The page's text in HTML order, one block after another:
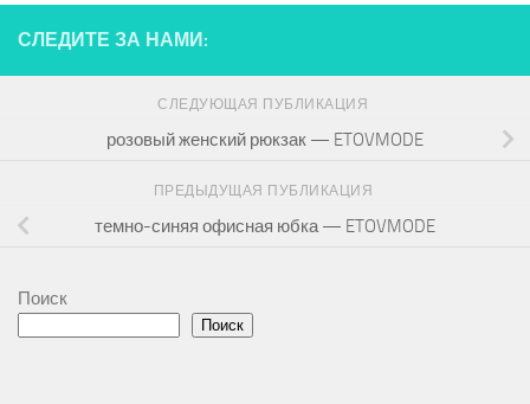
СЛЕДИТЕ ЗА НАМИ:
СЛЕДУЮЩАЯ ПУБЛИКАЦИЯ
розовый женский рюкзак — ETOVMODE
ПРЕДЫДУЩАЯ ПУБЛИКАЦИЯ
темно-синяя офисная юбка — ETOVMODE
Поиск
Поиск